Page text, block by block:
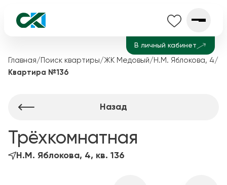
В личный кабинет
Главная/ Поиск квартиры/ЖК Медовый/ Н.М. Яблокова, 4/
Квартира №136
Назад
Трёхкомнатная
Н.М. Яблокова, 4, кв. 136